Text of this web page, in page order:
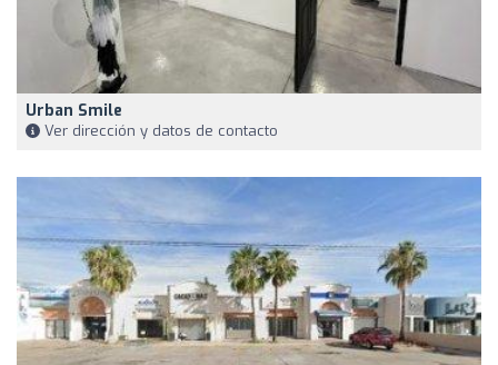
Urban Smile
Ver dirección y datos de contacto